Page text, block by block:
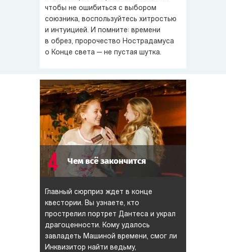
чтобы не ошибиться с выбором
союзника, воспользуйтесь хитростью
и интуицией. И помните: времени
в обрез, пророчество Нострадамуса
о Конце света — не пустая шутка.
4 Чем всё закончится
Главный сюрприз ждет в конце
квестории. Вы узнаете, кто
прострелил портрет Дантеса и украл
драгоценности. Кому удалось
завладеть Машиной времени, смог ли
Инквизитор найти ведьму,